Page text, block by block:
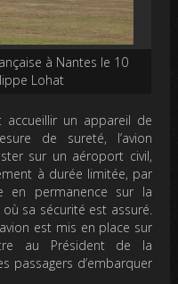
à Nantes le 10
Lohat
un appareil de
de sureté, l’avion
sur un aéroport civil,
à durée limitée, par
en permanence sur la
où sa sécurité est assuré.
est mis en place sur
au Président de la
passagers d’embarquer